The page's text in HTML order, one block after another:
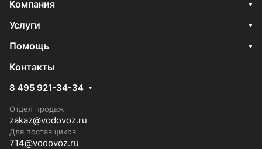
Компания
Услуги
Помощь
Контакты
8 495 921-34-34
Отдел продаж
zakaz@vodovoz.ru
Для поставщиков
714@vodovoz.ru